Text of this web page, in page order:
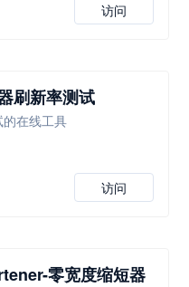
访问
刷新率测试
在线工具
访问
零宽度缩短器